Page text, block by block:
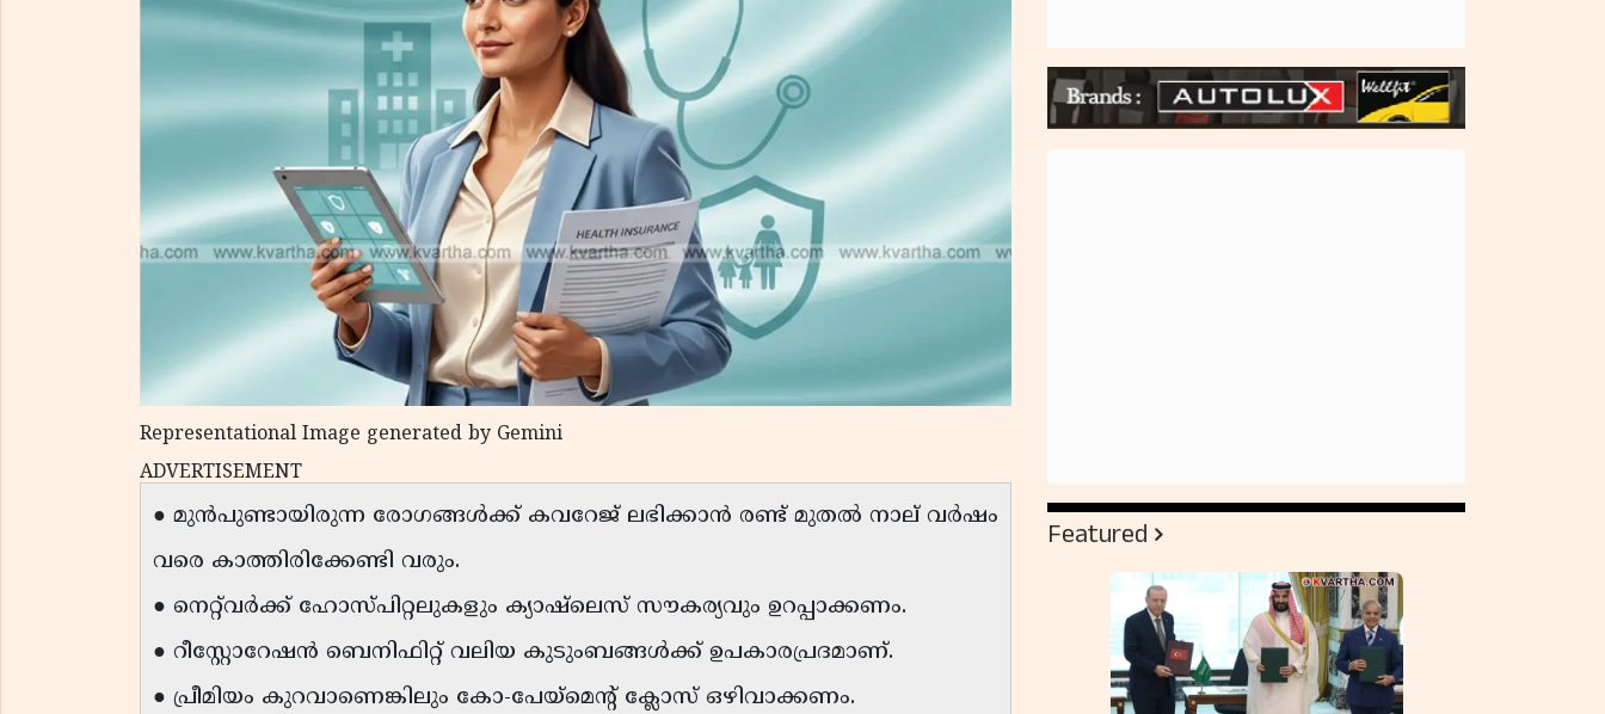
Representational Image generated by Gemini
ADVERTISEMENT
● മുൻപുണ്ടായിരുന്ന രോഗങ്ങൾക്ക് കവറേജ് ലഭിക്കാൻ രണ്ട് മുതൽ നാല് വർഷം
വരെ കാത്തിരിക്കേണ്ടി വരും.
● നെറ്റ്‌വർക്ക് ഹോസ്പിറ്റലുകളും ക്യാഷ്‌ലെസ് സൗകര്യവും ഉറപ്പാക്കണം.
● റീസ്റ്റോറേഷൻ ബെനിഫിറ്റ് വലിയ കുടുംബങ്ങൾക്ക് ഉപകാരപ്രദമാണ്.
● പ്രീമിയം കുറവാണെങ്കിലും കോ-പേയ്‌മെന്റ് ക്ലോസ് ഒഴിവാക്കണം.
Featured